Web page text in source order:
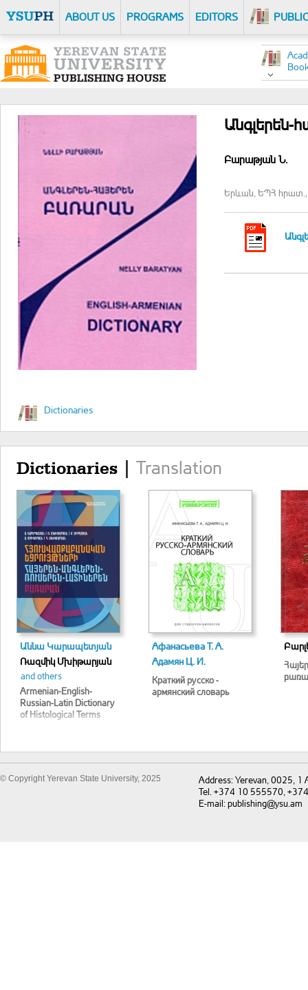
ABOUT US PROGRAMS EDITORS
Dictionaries
Անգլերեն-
Բարաթյան Ն.
Երևան, ԵՊՀ հրատ.,
Dictionaries | Translation
Աննա Կարապետյան
Ռազմիկ Մխիթարյան
and others
Armenian-English-
Russian-Latin Dictionary
of Histological Terms
Афанасьева Т. А.
Адамян Ц. И.
Краткий русско -
армянский словарь
© Copyright Yerevan State University, 2025
Address: Yerevan, 0025, 1
Tel. +374 10 555570,
E-mail: publishing@ysu.am